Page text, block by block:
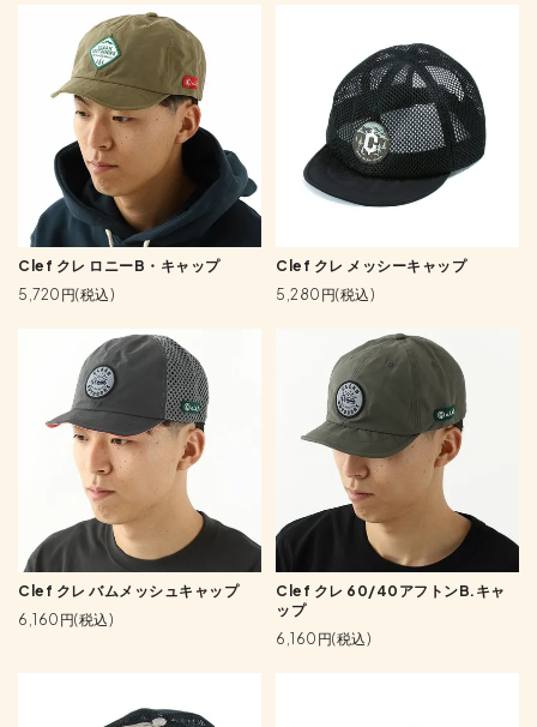
Clef クレ ロニーB・キャップ
5,720円(税込)
Clef クレ メッシーキャップ
5,280円(税込)
Clef クレ バムメッシュキャップ
6,160円(税込)
Clef クレ 60/40アフトンB.キャ
ップ
6,160円(税込)